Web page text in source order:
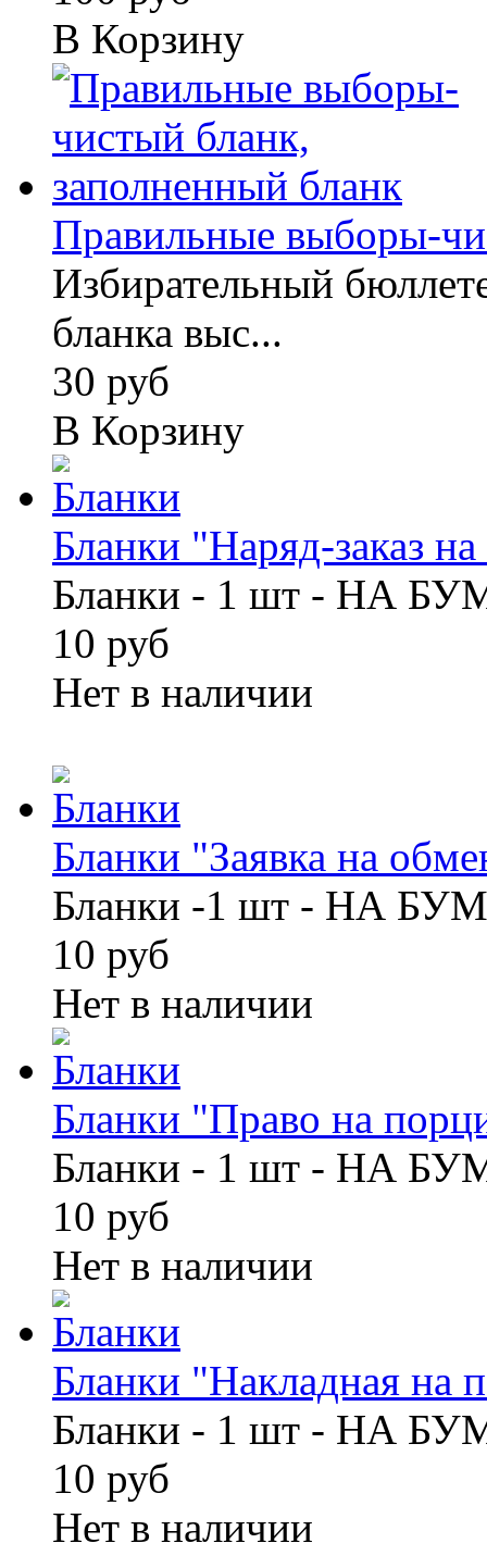
В Корзину
Правильные выборы-
Избирательный
бланка выс...
30 руб
В Корзину
Бланки "Наряд-заказ
Бланки - 1 шт - НА
10 руб
Нет в наличии
Бланки "Заявка на
Бланки -1 шт - НА
10 руб
Нет в наличии
Бланки "Право на
Бланки - 1 шт - НА
10 руб
Нет в наличии
Бланки "Накладная на
Бланки - 1 шт - НА
10 руб
Нет в наличии